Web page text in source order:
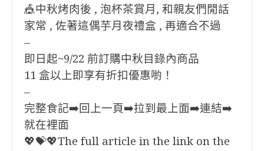
🎪中秋烤肉後 , 泡杯茶賞月, 和親友們閒話
家常 , 佐著這偶芋月夜禮盒 , 再適合不過
–
即日起~9/22 前訂購中秋目錄內商品
11 盒以上即享有折扣優惠喲！
–
完整食記➡️回上一頁➡️拉到最上面➡️連結➡️
就在裡面
💖💝💖The full article in the link on the